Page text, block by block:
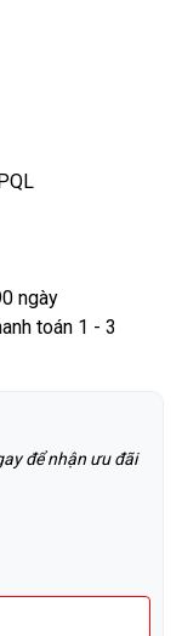
ngày
toán 1 - 3
để nhận ưu đãi